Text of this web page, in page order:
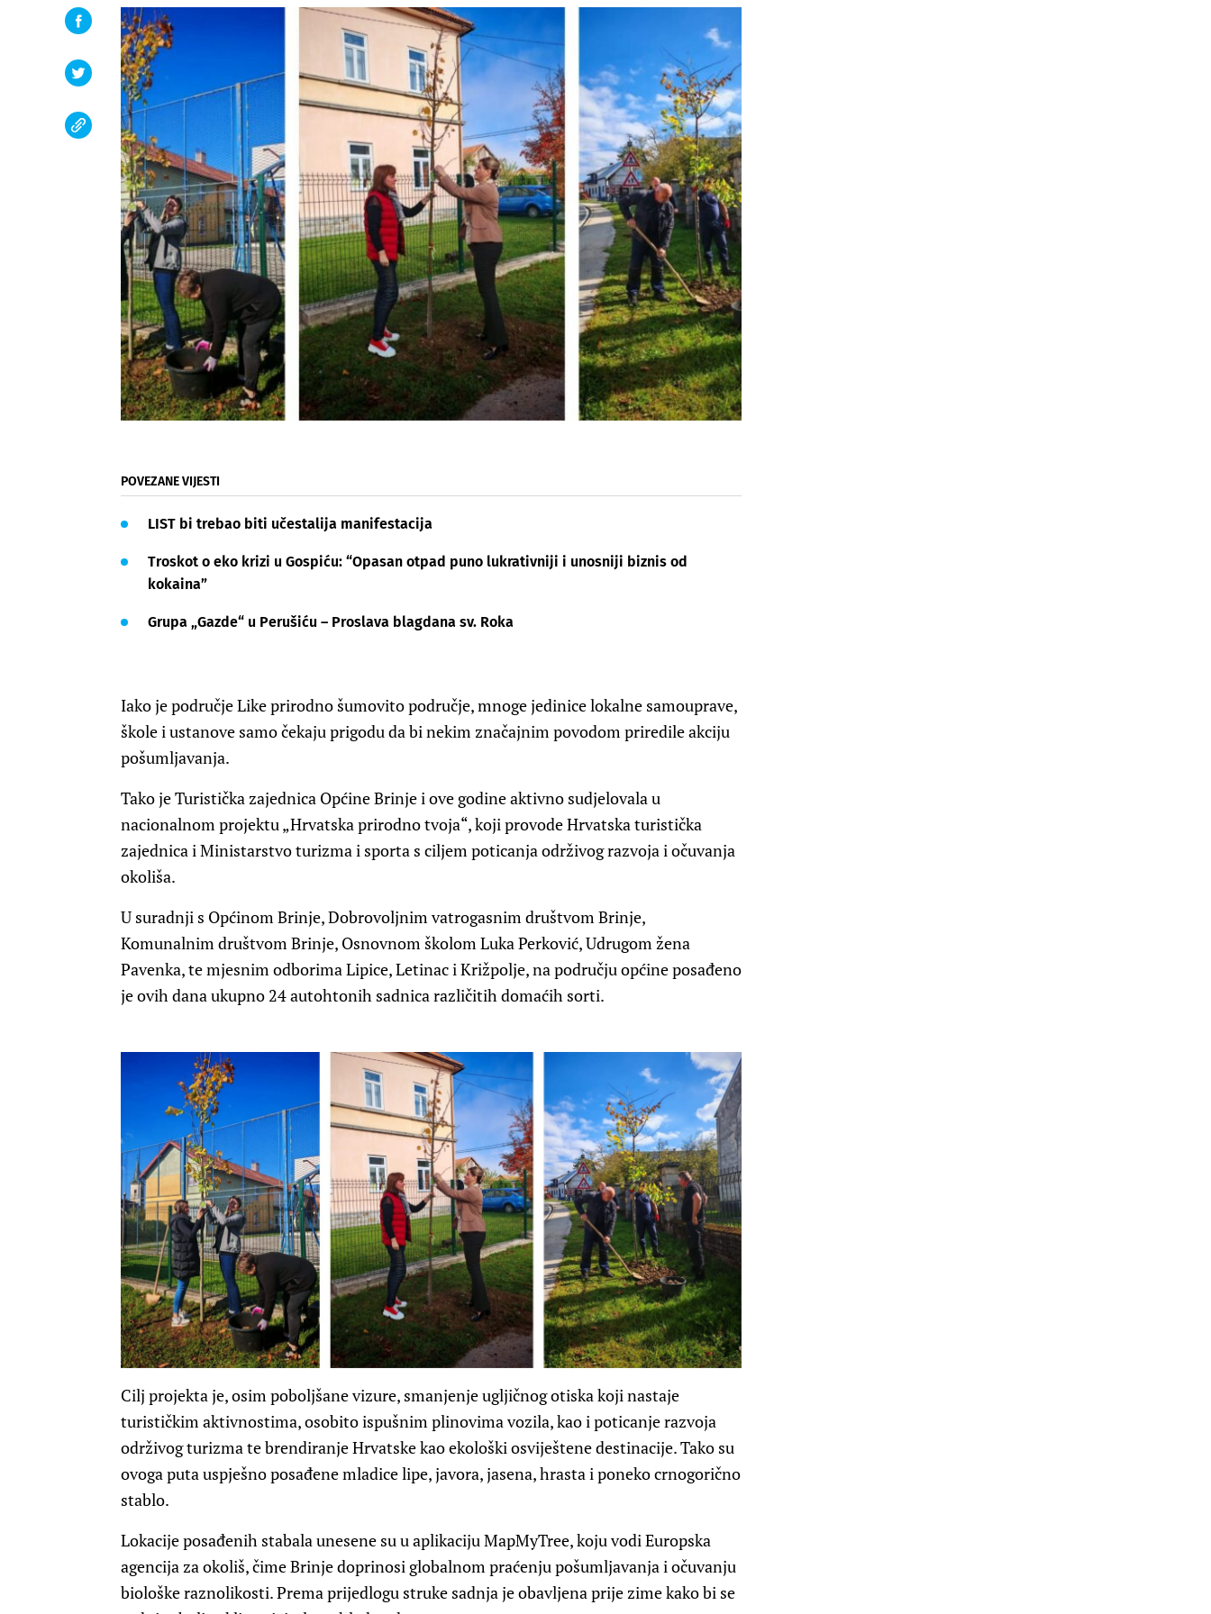
POVEZANE VIJESTI
LIST bi trebao biti učestalija manifestacija
Troskot o eko krizi u Gospiću: “Opasan otpad puno lukrativniji i unosniji biznis od
kokaina”
Grupa „Gazde“ u Perušiću – Proslava blagdana sv. Roka
Iako je područje Like prirodno šumovito područje, mnoge jedinice lokalne samouprave,
škole i ustanove samo čekaju prigodu da bi nekim značajnim povodom priredile akciju
pošumljavanja.
Tako je Turistička zajednica Općine Brinje i ove godine aktivno sudjelovala u
nacionalnom projektu „Hrvatska prirodno tvoja“, koji provode Hrvatska turistička
zajednica i Ministarstvo turizma i sporta s ciljem poticanja održivog razvoja i očuvanja
okoliša.
U suradnji s Općinom Brinje, Dobrovoljnim vatrogasnim društvom Brinje,
Komunalnim društvom Brinje, Osnovnom školom Luka Perković, Udrugom žena
Pavenka, te mjesnim odborima Lipice, Letinac i Križpolje, na području općine posađeno
je ovih dana ukupno 24 autohtonih sadnica različitih domaćih sorti.
Cilj projekta je, osim poboljšane vizure, smanjenje ugljičnog otiska koji nastaje
turističkim aktivnostima, osobito ispušnim plinovima vozila, kao i poticanje razvoja
održivog turizma te brendiranje Hrvatske kao ekološki osviještene destinacije. Tako su
ovoga puta uspješno posađene mladice lipe, javora, jasena, hrasta i poneko crnogorično
stablo.
Lokacije posađenih stabala unesene su u aplikaciju MapMyTree, koju vodi Europska
agencija za okoliš, čime Brinje doprinosi globalnom praćenju pošumljavanja i očuvanju
biološke raznolikosti. Prema prijedlogu struke sadnja je obavljena prije zime kako bi se